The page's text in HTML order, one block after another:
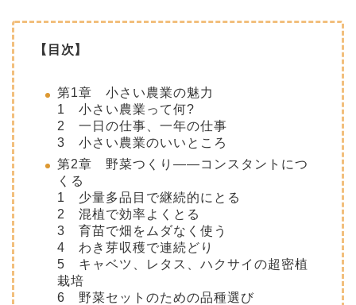
【目次】
第1章 小さい農業の魅力
1 小さい農業って何?
2 一日の仕事、一年の仕事
3 小さい農業のいいところ
第2章 野菜つくり――コンスタントにつ
くる
1 少量多品目で継続的にとる
2 混植で効率よくとる
3 育苗で畑をムダなく使う
4 わき芽収穫で連続どり
5 キャベツ、レタス、ハクサイの超密植
栽培
6 野菜セットのための品種選び